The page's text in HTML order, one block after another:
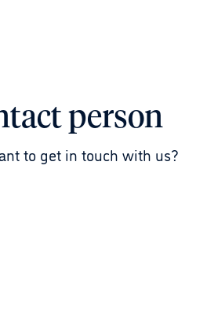
person
to get in touch with us?